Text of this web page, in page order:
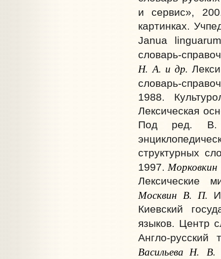
и сервис»,
картинках.
Janua
словарь-
Н. А. и др.
словарь-
1988.
Лексическая
Под ред. В.
структурных
1997.
Лексические
Москвин В. П.
Киевский
языков. Центр
Англо-
Васильева Н. В.